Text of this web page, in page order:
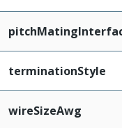
terminationStyle
wireSizeAwg